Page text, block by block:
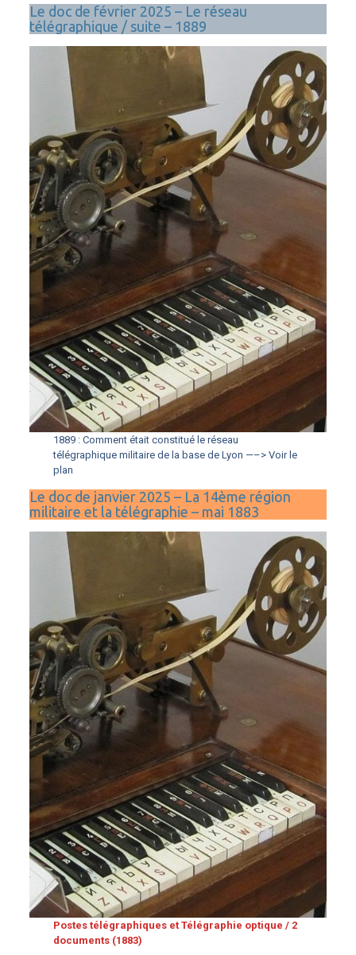
Le doc de février 2025 – Le réseau
télégraphique / suite – 1889
1889 : Comment était constitué le réseau
télégraphique militaire de la base de Lyon —–> Voir le
plan
Le doc de janvier 2025 – La 14ème région
militaire et la télégraphie – mai 1883
Postes télégraphiques et Télégraphie optique / 2
documents (1883)